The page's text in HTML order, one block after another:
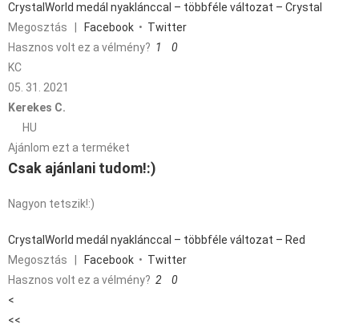
CrystalWorld medál nyaklánccal – többféle változat – Crystal
Megosztás
Facebook • Twitter
Hasznos volt ez a vélmény? 1
0
KC
05. 31. 2021
Kerekes C.
HU
Ajánlom ezt a terméket
Csak ajánlani tudom!:)
Nagyon tetszik!:)
CrystalWorld medál nyaklánccal – többféle változat – Red
Megosztás
Facebook • Twitter
Hasznos volt ez a vélmény? 2
0
<
<<